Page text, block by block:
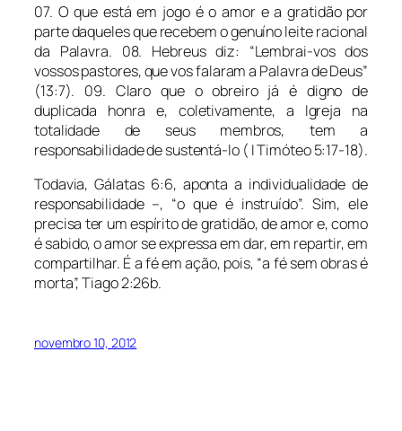
07. O que está em jogo é o amor e a gratidão por
parte daqueles que recebem o genuíno leite racional
da Palavra. 08. Hebreus diz: “Lembrai-vos dos
vossos pastores, que vos falaram a Palavra de Deus”
(13:7). 09. Claro que o obreiro já é digno de
duplicada honra e, coletivamente, a Igreja na
totalidade de seus membros, tem a
responsabilidade de sustentá-lo ( I Timóteo 5:17-18).
Todavia, Gálatas 6:6, aponta a individualidade de
responsabilidade –, “o que é instruído”. Sim, ele
precisa ter um espírito de gratidão, de amor e, como
é sabido, o amor se expressa em dar, em repartir, em
compartilhar. É a fé em ação, pois, “a fé sem obras é
morta”, Tiago 2:26b.
novembro 10, 2012